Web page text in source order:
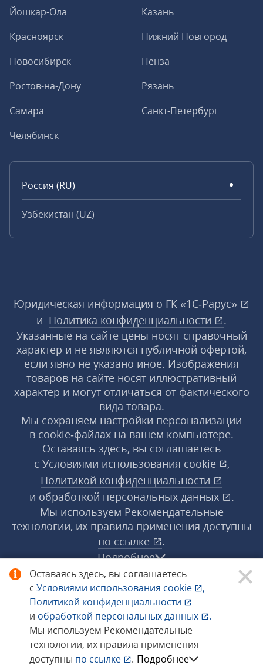
Оставаясь здесь, вы соглашаетесь
с Условиями использования cookie
,
Политикой конфиденциальности
и обработкой персональных данных
.
Мы используем Рекомендательные
технологии, их правила применения
доступны по ссылке . Подробнее
Йошкар-Ола
Казань
Красноярск
Нижний Новгород
Новосибирск
Пенза
Ростов-на-Дону
Рязань
Самара
Санкт-Петербург
Челябинск
Россия (RU)
Узбекистан (UZ)
Юридическая информация о ГК «1С‑Рарус»
и Политика конфиденциальности
.
Указанные на сайте цены носят справочный
характер и не являются публичной офертой,
если явно не указано иное. Изображения
товаров на сайте носят иллюстративный
характер и могут отличаться от фактического
вида товара.
Мы сохраняем настройки персонализации
в cookie‑файлах на вашем компьютере.
Оставаясь здесь, вы соглашаетесь
с Условиями использования cookie
,
Политикой конфиденциальности
и обработкой персональных данных
.
Мы используем Рекомендательные
технологии, их правила применения доступны
по ссылке
.
Подробнее
© 1998−2026 «1С‑Рарус» ®. Все права
защищены.
Сообщить об ошибке